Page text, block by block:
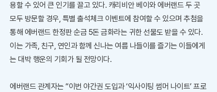
용할 수 있어 큰 인기를 끌고 있다. 캐리비안 베이와 에버랜드 두 곳
모두 방문할 경우, 특별 출석체크 이벤트에 참여할 수 있으며 추첨을
통해 에버랜드 한정판 순금 5돈 금화라는 귀한 선물도 받을 수 있다.
이는 가족, 친구, 연인과 함께 신나는 여름 나들이를 즐기는 이들에게
는 대박 행운의 기회가 될 전망이다.
에버랜드 관계자는 “이번 야간권 도입과 ‘익사이팅 썸머 나이트’ 프로